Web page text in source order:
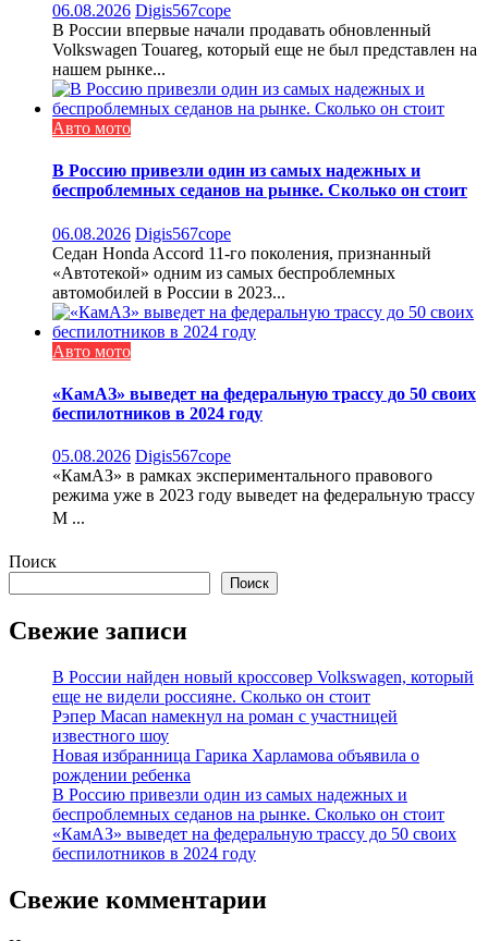
06.08.2026 Digis567cope
В России впервые начали продавать обновленный
Volkswagen Touareg, который еще не был представлен на
нашем рынке...
Авто мото
В Россию привезли один из самых надежных и
беспроблемных седанов на рынке. Сколько он стоит
06.08.2026 Digis567cope
Седан Honda Accord 11-го поколения, признанный
«Автотекой» одним из самых беспроблемных
автомобилей в России в 2023...
Авто мото
«КамАЗ» выведет на федеральную трассу до 50 своих
беспилотников в 2024 году
05.08.2026 Digis567cope
«КамАЗ» в рамках экспериментального правового
режима уже в 2023 году выведет на федеральную трассу
М ...
Поиск
Поиск
Свежие записи
В России найден новый кроссовер Volkswagen, который
еще не видели россияне. Сколько он стоит
Рэпер Macan намекнул на роман с участницей
известного шоу
Новая избранница Гарика Харламова объявила о
рождении ребенка
В Россию привезли один из самых надежных и
беспроблемных седанов на рынке. Сколько он стоит
«КамАЗ» выведет на федеральную трассу до 50 своих
беспилотников в 2024 году
Свежие комментарии